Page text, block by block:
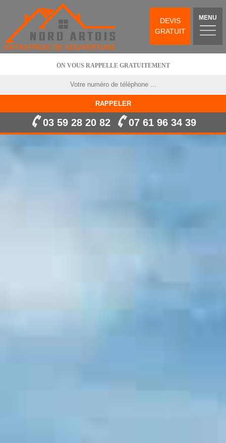
DEVIS
GRATUIT
MENU
ON VOUS RAPPELLE GRATUITEMENT
03 59 28 20 82 07 61 96 34 39